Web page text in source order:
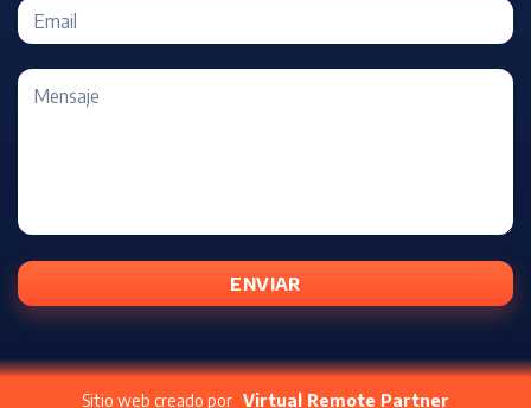
Sitio web creado por Virtual Remote Partner